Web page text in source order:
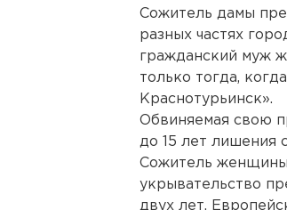
Сожитель дамы
разных частях
гражданский муж
только тогда,
Краснотурьинск».
Обвиняемая свою
до 15 лет лишения
Сожитель женщины
укрывательство
двух лет.